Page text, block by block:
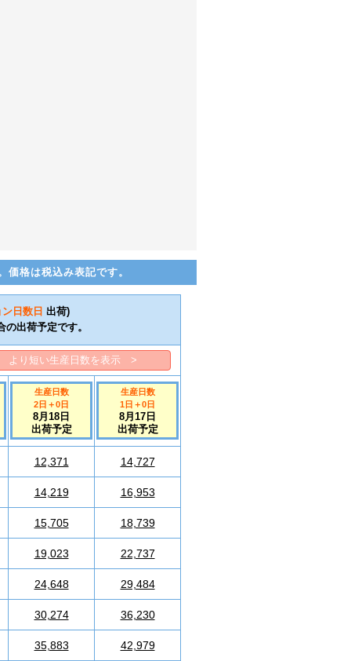
格は税込み表記です。
ン日数 日 出荷)
出荷予定です。
より短い生産日数を表示 >
生産日数
2日 ＋0日
8月18日
出荷予定
生産日数
1日 ＋0日
8月17日
出荷予定
12,371 14,727
14,219 16,953
15,705 18,739
19,023 22,737
24,648 29,484
30,274 36,230
35,883 42,979